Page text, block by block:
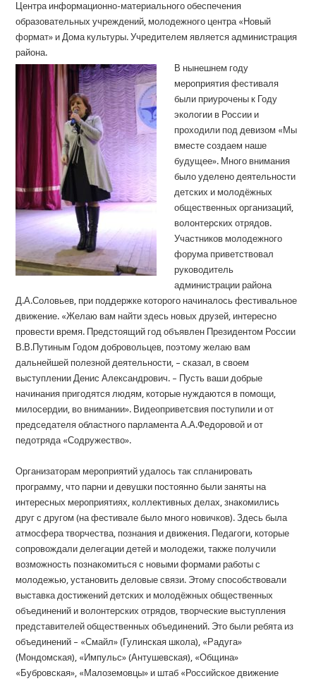
Центра информационно-материального обеспечения
образовательных учреждений, молодежного центра «Новый
формат» и Дома культуры. Учредителем является администрация
района.
В нынешнем году
мероприятия фестиваля
были приурочены к Году
экологии в России и
проходили под девизом «Мы
вместе создаем наше
будущее». Много внимания
было уделено деятельности
детских и молодёжных
общественных организаций,
волонтерских отрядов.
Участников молодежного
форума приветствовал
руководитель
администрации района
Д.А.Соловьев, при поддержке которого начиналось фестивальное
движение. «Желаю вам найти здесь новых друзей, интересно
провести время. Предстоящий год объявлен Президентом России
В.В.Путиным Годом добровольцев, поэтому желаю вам
дальнейшей полезной деятельности, – сказал, в своем
выступлении Денис Александрович. – Пусть ваши добрые
начинания пригодятся людям, которые нуждаются в помощи,
милосердии, во внимании». Видеоприветсвия поступили и от
председателя областного парламента А.А.Федоровой и от
педотряда «Содружество».
Организаторам мероприятий удалось так спланировать
программу, что парни и девушки постоянно были заняты на
интересных мероприятиях, коллективных делах, знакомились
друг с другом (на фестивале было много новичков). Здесь была
атмосфера творчества, познания и движения. Педагоги, которые
сопровождали делегации детей и молодежи, также получили
возможность познакомиться с новыми формами работы с
молодежью, установить деловые связи. Этому способствовали
выставка достижений детских и молодёжных общественных
объединений и волонтерских отрядов, творческие выступления
представителей общественных объединений. Это были ребята из
объединений – «Смайл» (Гулинская школа), «Радуга»
(Мондомская), «Импульс» (Антушевская), «Община»
«Бубровская», «Малоземовцы» и штаб «Российское движение